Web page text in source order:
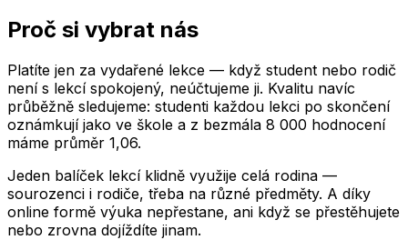
Proč si vybrat nás
Platíte jen za vydařené lekce — když student nebo rodič
není s lekcí spokojený, neúčtujeme ji. Kvalitu navíc
průběžně sledujeme: studenti každou lekci po skončení
oznámkují jako ve škole a z bezmála 8 000 hodnocení
máme průměr 1,06.
Jeden balíček lekcí klidně využije celá rodina —
sourozenci i rodiče, třeba na různé předměty. A díky
online formě výuka nepřestane, ani když se přestěhujete
nebo zrovna dojíždíte jinam.